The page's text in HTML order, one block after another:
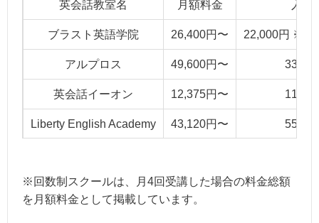
英会話教室名 月額料金 入会
ブラスト英語学院 26,400円〜 22,000円 ※期
アルプロス 49,600円〜
英会話イーオン 12,375円〜
Liberty English Academy 43,120円〜
日米英語学院 16,500円〜
※回数制スクールは、月4回受講した場合の料金総額
を月額料金として掲載しています。